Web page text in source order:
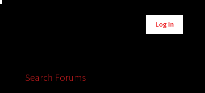
Log In
Search Forums